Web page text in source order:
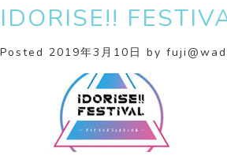
IDORISE!!
Posted 2019年3月10日 by